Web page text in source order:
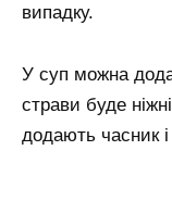
випадку.
У суп можна
страви буде
додають часник і